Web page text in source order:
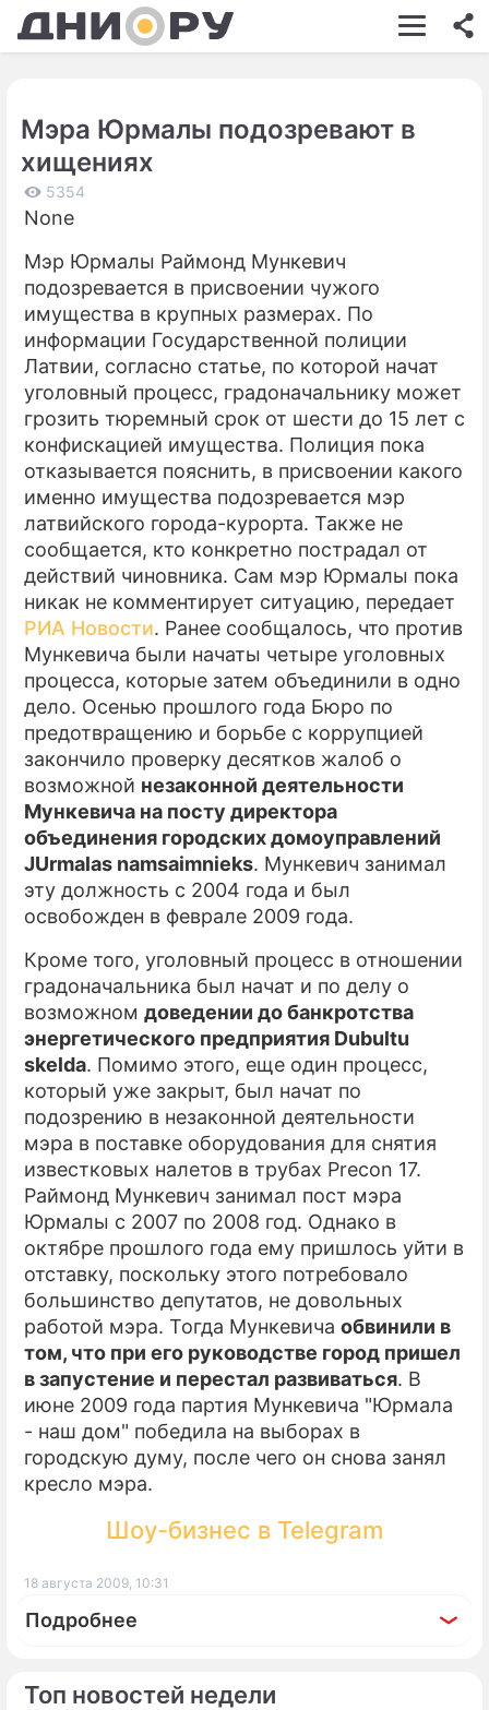
ШОУ-БИЗНЕС
КИНО
ЭКОНОМИКА
ПРОИСШЕСТВИЯ
СОННИК
СТИЛЬ ЖИЗНИ
СЕРИАЛЫ
ПРЕСС-РЕЛИЗЫ
О ПРОЕКТЕ
Топ новостей недели
Мэра Юрмалы подозревают в
хищениях
5354
None
Мэр Юрмалы Раймонд Мункевич
подозревается в присвоении чужого
имущества в крупных размерах. По
информации Государственной полиции
Латвии, согласно статье, по которой начат
уголовный процесс, градоначальнику может
грозить тюремный срок от шести до 15 лет с
конфискацией имущества. Полиция пока
отказывается пояснить, в присвоении какого
именно имущества подозревается мэр
латвийского города-курорта. Также не
сообщается, кто конкретно пострадал от
действий чиновника. Сам мэр Юрмалы пока
никак не комментирует ситуацию, передает
РИА Новости. Ранее сообщалось, что против
Мункевича были начаты четыре уголовных
процесса, которые затем объединили в одно
дело. Осенью прошлого года Бюро по
предотвращению и борьбе с коррупцией
закончило проверку десятков жалоб о
возможной незаконной деятельности
Мункевича на посту директора
объединения городских домоуправлений
JUrmalas namsaimnieks. Мункевич занимал
эту должность с 2004 года и был
освобожден в феврале 2009 года.
Кроме того, уголовный процесс в отношении
градоначальника был начат и по делу о
возможном доведении до банкротства
энергетического предприятия Dubultu
skelda. Помимо этого, еще один процесс,
который уже закрыт, был начат по
подозрению в незаконной деятельности
мэра в поставке оборудования для снятия
известковых налетов в трубах Precon 17.
Раймонд Мункевич занимал пост мэра
Юрмалы с 2007 по 2008 год. Однако в
октябре прошлого года ему пришлось уйти в
отставку, поскольку этого потребовало
большинство депутатов, не довольных
работой мэра. Тогда Мункевича обвинили в
том, что при его руководстве город пришел
в запустение и перестал развиваться. В
июне 2009 года партия Мункевича "Юрмала
- наш дом" победила на выборах в
городскую думу, после чего он снова занял
кресло мэра.
Шоу-бизнес в Telegram
18 августа 2009, 10:31
Подробнее